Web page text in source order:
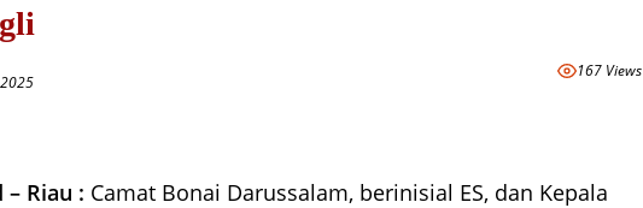
167 Views
– Riau : Camat Bonai Darussalam, berinisial ES, dan Kepala